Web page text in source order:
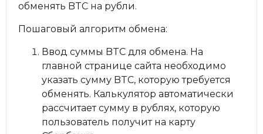
обменять BTC на рубли.
Пошаговый алгоритм обмена:
Ввод суммы BTC для обмена. На
главной странице сайта необходимо
указать сумму BTC, которую требуется
обменять. Калькулятор автоматически
рассчитает сумму в рублях, которую
пользователь получит на карту